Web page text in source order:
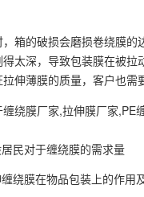
箱的破损会磨损卷绕膜
太深，导致包装膜在被
伸薄膜的质量，客户也需
缠绕膜厂家,拉伸膜厂家,PE
民对于缠绕膜的需求量
绕膜在物品包装上的作用